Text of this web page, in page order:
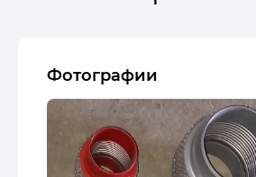
Фотографии